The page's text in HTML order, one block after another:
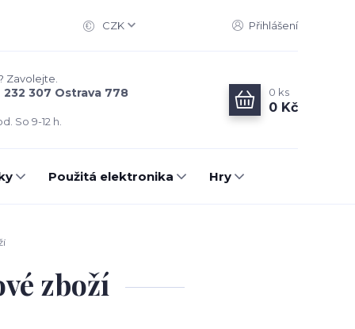
CZK Přihlášení
Zavolejte.
232 307 Ostrava 778
So 9-12 h.
0 ks
0 Kč
Použitá elektronika Hry
zboží